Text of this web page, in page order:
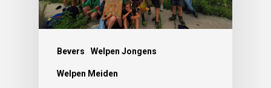
Bevers Welpen Jongens
Welpen Meiden